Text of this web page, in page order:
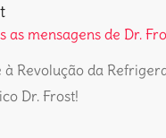
as mensagens de Dr.
à Revolução da
Dr. Frost!